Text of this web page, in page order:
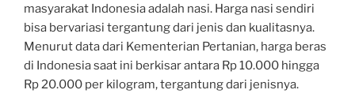
masyarakat Indonesia adalah nasi. Harga nasi sendiri
bisa bervariasi tergantung dari jenis dan kualitasnya.
Menurut data dari Kementerian Pertanian, harga beras
di Indonesia saat ini berkisar antara Rp 10.000 hingga
Rp 20.000 per kilogram, tergantung dari jenisnya.